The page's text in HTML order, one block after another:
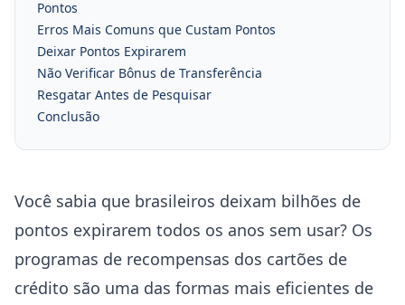
Pontos
Erros Mais Comuns que Custam Pontos
Deixar Pontos Expirarem
Não Verificar Bônus de Transferência
Resgatar Antes de Pesquisar
Conclusão
Você sabia que brasileiros deixam bilhões de
pontos expirarem todos os anos sem usar? Os
programas de recompensas dos cartões de
crédito são uma das formas mais eficientes de